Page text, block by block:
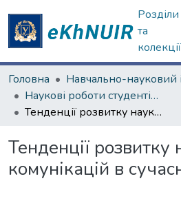
Розділи
та
колекції
Головна
Наукові роботи студентів та аспірантів. Навчально-науковий інститут соціології та медіакомунікацій
Тенденції розвитку наукових комунікацій в сучасній Україні
Тенденції розвитку
комунікацій в